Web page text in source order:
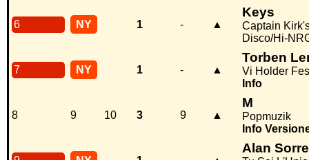
6 NY 1 - ▲
Keys
Captain
Disco/Hi-
7 NY 1 - ▲
Torben
Vi Holder
Info
8 9 10 3 9 ▲
M
Popmuzik
Info
Alan